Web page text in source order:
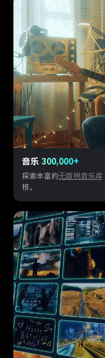
音乐 300,000+
探索丰富的无版税音乐库
格。